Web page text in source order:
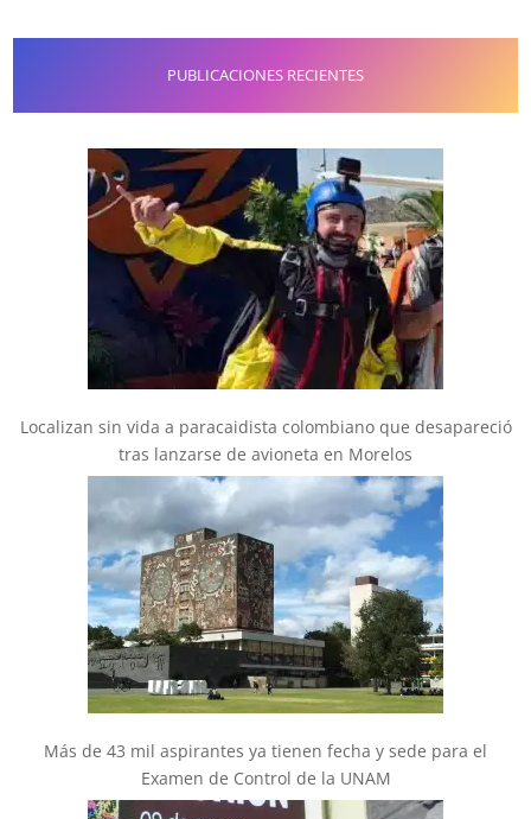
PUBLICACIONES RECIENTES
Localizan sin vida a paracaidista colombiano que desapareció
tras lanzarse de avioneta en Morelos
Más de 43 mil aspirantes ya tienen fecha y sede para el
Examen de Control de la UNAM